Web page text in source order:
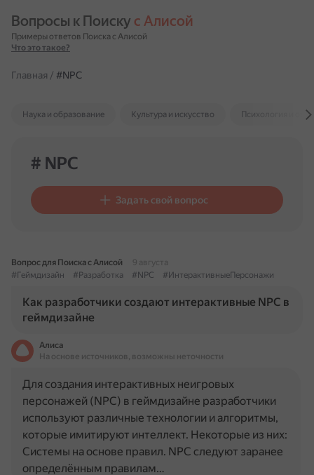
Вопросы к Поиску с Алисой
Примеры ответов Поиска с Алисой
Что это такое?
Главная / #NPC
Наука и образование Культура и искусство Психология и
# NPC
Задать свой вопрос
Вопрос для Поиска с Алисой
9 августа
#Геймдизайн
#Разработка #NPC #ИнтерактивныеПерсонажи
Как разработчики создают интерактивные NPC в
геймдизайне
Алиса
На основе источников, возможны неточности
Для создания интерактивных неигровых
персонажей (NPC) в геймдизайне разработчики
используют различные технологии и алгоритмы,
которые имитируют интеллект. Некоторые из них:
Системы на основе правил. NPC следуют заранее
определённым правилам…